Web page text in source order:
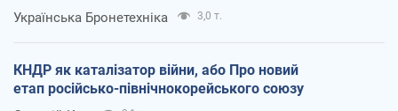
Українська Бронетехніка 3,0 т.
КНДР як каталізатор війни, або Про новий
етап російсько-північнокорейського союзу